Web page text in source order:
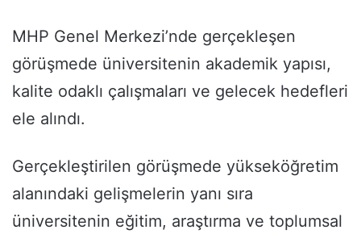
MHP Genel Merkezi’nde gerçekleşen
görüşmede üniversitenin akademik yapısı,
kalite odaklı çalışmaları ve gelecek hedefleri
ele alındı.
Gerçekleştirilen görüşmede yükseköğretim
alanındaki gelişmelerin yanı sıra
üniversitenin eğitim, araştırma ve toplumsal